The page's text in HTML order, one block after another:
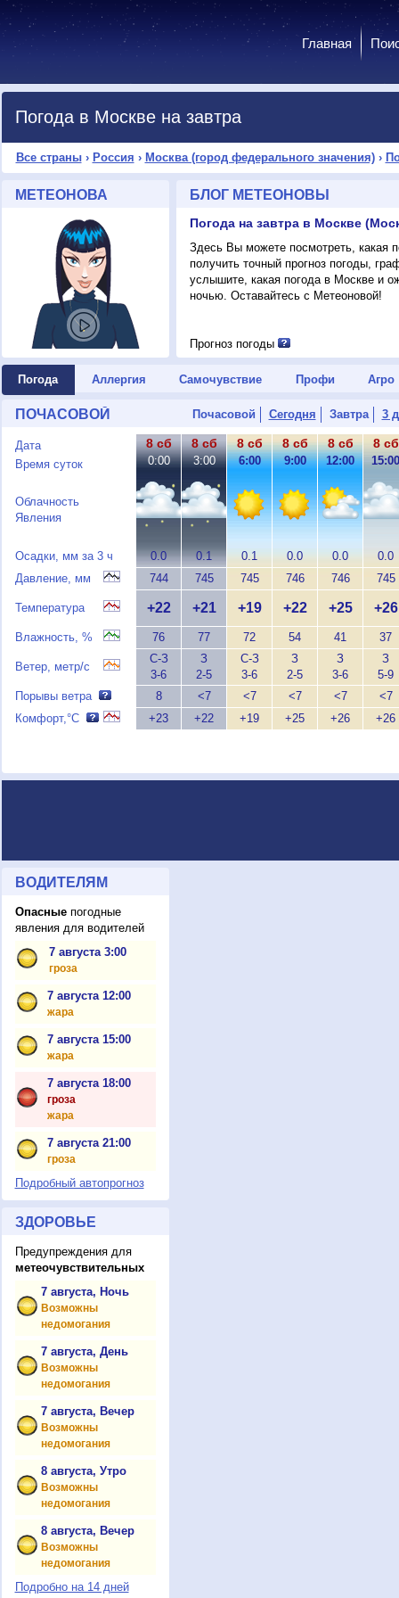
Главная
Погода в Москве на завтра
Все страны› Россия › Москва (город федерального значения)›
МЕТЕОНОВА БЛОГ МЕТЕОНОВЫ
Здесь Вы можете посмотреть, какая
получить точный прогноз погоды,
услышите, какая погода в Москве и
ночью. Оставайтесь с Метеоновой!
Прогноз погоды
Погода Аллергия Самочувствие Профи Агро
ПОЧАСОВОЙ Почасовой Сегодня Завтра 3
Дата
Время суток
Облачность
Явления
Осадки, мм за 3 ч
Давление, мм
Температура
Влажность, %
Ветер, метр/с
Порывы ветра
Комфорт,°C
8 сб
0:00
0.0
744
+22
76
С-З
3-6
8
+23
8 сб
3:00
0.1
745
+21
77
З
2-5
<7
+22
8 сб
6:00
0.1
745
+19
72
С-З
3-6
<7
+19
8 сб
9:00
0.0
746
+22
54
З
2-5
<7
+25
8 сб
12:00
0.0
746
+25
41
З
3-6
<7
+26
8 сб
15:00
0.0
745
+26
37
З
5-9
<7
+26
ВОДИТЕЛЯМ
Опасныепогодные
явления для водителей
7 августа 3:00
гроза
7 августа 12:00
жара
7 августа 15:00
жара
7 августа 18:00
гроза
жара
7 августа 21:00
гроза
Подробный автопрогноз
ЗДОРОВЬЕ
Предупреждения для
метеочувствительных
7 августа, Ночь
Возможны
недомогания
7 августа, День
Возможны
недомогания
7 августа, Вечер
Возможны
недомогания
8 августа, Утро
Возможны
недомогания
8 августа, Вечер
Возможны
недомогания
Подробно на 14 дней